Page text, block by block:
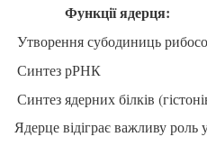
Функції ядерця:
Утворення субодиниць
Синтез рРНК
Синтез ядерних білків
Ядерце відіграє важливу роль